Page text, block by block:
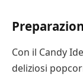
Con il Candy
deliziosi